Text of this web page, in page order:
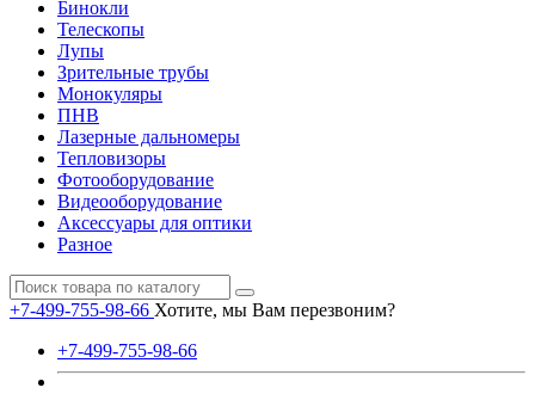
Бинокли
Телескопы
Лупы
Зрительные трубы
Монокуляры
ПНВ
Лазерные дальномеры
Тепловизоры
Фотооборудование
Видеооборудование
Аксессуары для оптики
Разное
+7-499-755-98-66 Хотите, мы Вам перезвоним?
+7-499-755-98-66